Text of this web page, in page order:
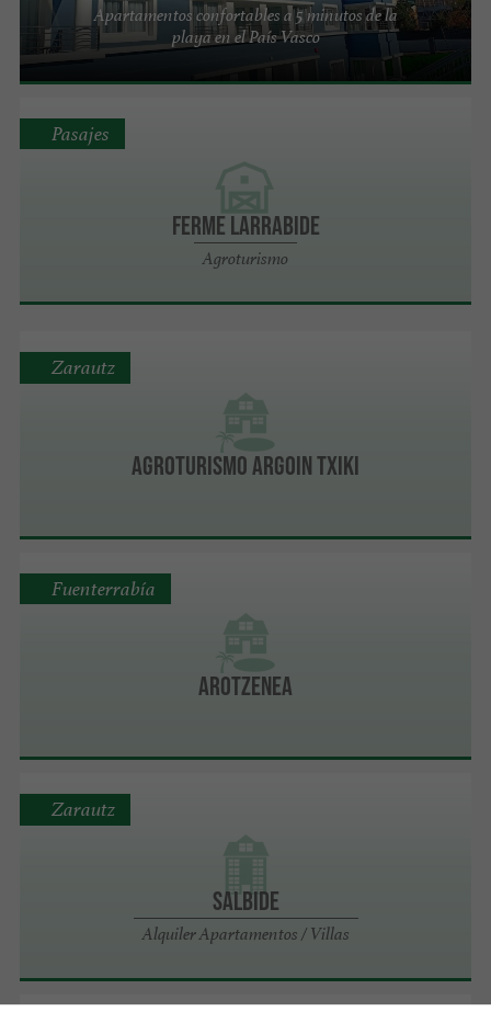
Apartamentos confortables a 5 minutos de la
playa en el País Vasco
Ferme LARRABIDE
Agroturismo
Pasajes
Agroturismo Argoin Txiki
Zarautz
Arotzenea
Fuenterrabía
Salbide
Alquiler Apartamentos / Villas
Zarautz